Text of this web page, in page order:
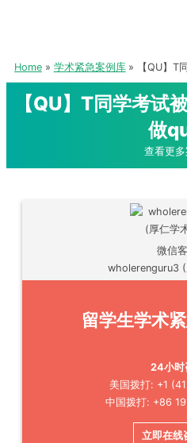
Home 学术紧急案例库 【QU】
【QU】T同学考试
做
查看更
微信
wholerenguru3 (
留学生学术
24小时
美国拨打: +1
中国拨打: +86
立即在线